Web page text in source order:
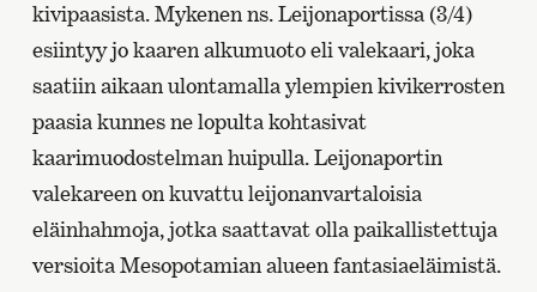
kivipaasista. Mykenen ns. Leijonaportissa (3/4)
esiintyy jo kaaren alkumuoto eli valekaari, joka
saatiin aikaan ulontamalla ylempien kivikerrosten
paasia kunnes ne lopulta kohtasivat
kaarimuodostelman huipulla. Leijonaportin
valekareen on kuvattu leijonanvartaloisia
eläinhahmoja, jotka saattavat olla paikallistettuja
versioita Mesopotamian alueen fantasiaeläimistä.